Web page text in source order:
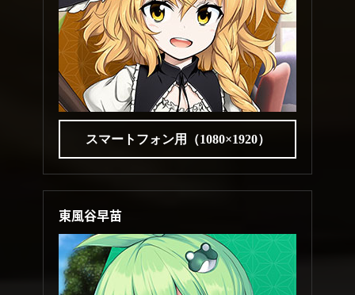
スマートフォン用（1080×1920）
東風谷早苗